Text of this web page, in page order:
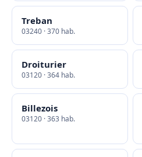
Treban
03240 · 370 hab.
Droiturier
03120 · 364 hab.
Billezois
03120 · 363 hab.